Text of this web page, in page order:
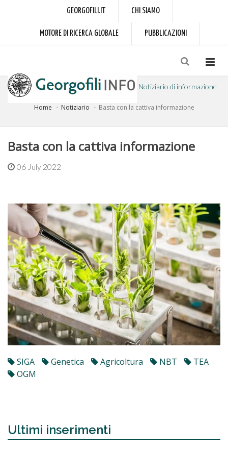
GEORGOFILI.IT CHI SIAMO
MOTORE DI RICERCA GLOBALE PUBBLICAZIONI
Notiziario di informazione
Home Notiziario Basta con la cattiva informazione
Basta con la cattiva informazione
06 July 2022
SIGA Genetica Agricoltura NBT
TEA
OGM
Ultimi inserimenti